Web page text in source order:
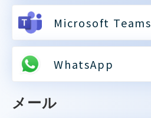
Microsoft Teams
WhatsApp
メール